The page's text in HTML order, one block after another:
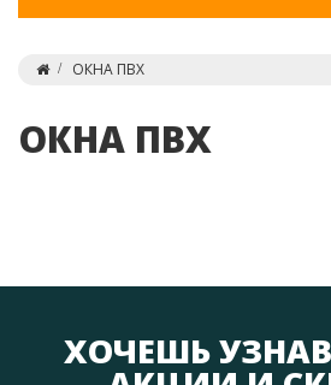
ОКНА ПВХ
ОКНА ПВХ
ХОЧЕШЬ